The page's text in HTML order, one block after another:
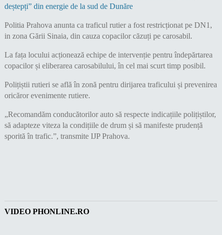
deștepți” din energie de la sud de Dunăre
Politia Prahova anunta ca traficul rutier a fost restricționat pe DN1,
in zona Gării Sinaia, din cauza copacilor căzuți pe carosabil.
La fața locului acționează echipe de intervenție pentru îndepărtarea
copacilor și eliberarea carosabilului, în cel mai scurt timp posibil.
Polițiștii rutieri se află în zonă pentru dirijarea traficului și prevenirea
oricăror evenimente rutiere.
„Recomandăm conducătorilor auto să respecte indicațiile polițiștilor,
să adapteze viteza la condițiile de drum și să manifeste prudență
sporită în trafic.”, transmite IJP Prahova.
VIDEO PHONLINE.RO